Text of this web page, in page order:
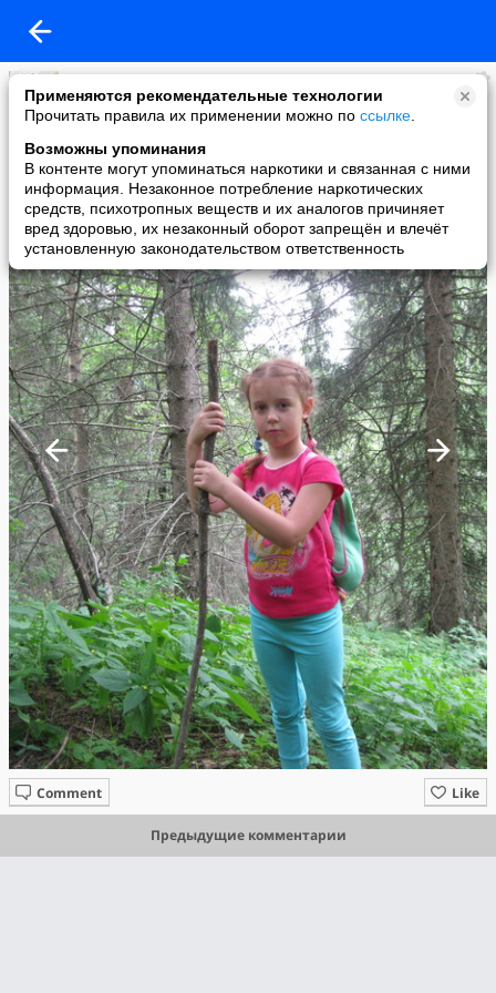
Применяются рекомендательные технологии
Прочитать правила их применении можно по ссылке
Возможны упоминания
В контенте могут упоминаться наркотики и связанная с ними
информация. Незаконное потребление наркотических
средств, психотропных веществ и их аналогов причиняет
вред здоровью, их незаконный оборот запрещён и влечёт
установленную законодательством ответственность
Ольга Тратникова-Барцеховская
added a photo
14 Jul в 17:32
Like
Comment
Предыдущие комментарии